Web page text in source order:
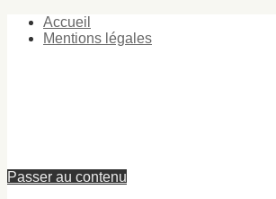
Accueil
Mentions légales
Passer au contenu